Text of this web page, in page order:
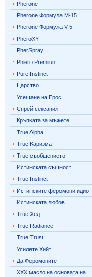
Pherone
Pherone Формула M-15
Pherone Формула V-5
PheroXY
PherSpray
Phiero Premiiun
Pure Instinct
Царство
Усещане на Ерос
Спрей сексапил
Кръпката за мъжете
True Alpha
True Каризма
True съобщението
Истинската същност
True Instinct
Истинските феромони идиот
Истинската любов
True Хед
True Radiance
True Trust
Усилете Хийт
Да Феромоните
XXX масло на основата на